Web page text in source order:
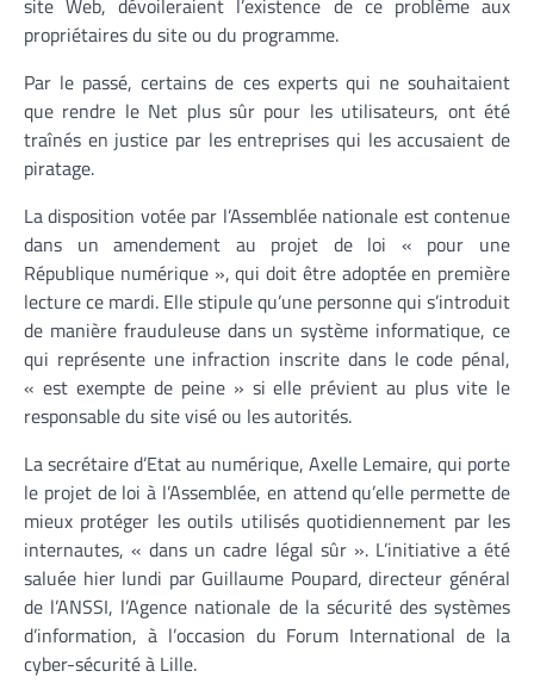
site Web, dévoileraient l’existence de ce problème aux
propriétaires du site ou du programme.
Par le passé, certains de ces experts qui ne souhaitaient
que rendre le Net plus sûr pour les utilisateurs, ont été
traînés en justice par les entreprises qui les accusaient de
piratage.
La disposition votée par l’Assemblée nationale est contenue
dans un amendement au projet de loi « pour une
République numérique », qui doit être adoptée en première
lecture ce mardi. Elle stipule qu’une personne qui s’introduit
de manière frauduleuse dans un système informatique, ce
qui représente une infraction inscrite dans le code pénal,
« est exempte de peine » si elle prévient au plus vite le
responsable du site visé ou les autorités.
La secrétaire d’Etat au numérique, Axelle Lemaire, qui porte
le projet de loi à l’Assemblée, en attend qu’elle permette de
mieux protéger les outils utilisés quotidiennement par les
internautes, « dans un cadre légal sûr ». L’initiative a été
saluée hier lundi par Guillaume Poupard, directeur général
de l’ANSSI, l’Agence nationale de la sécurité des systèmes
d’information, à l’occasion du Forum International de la
cyber-sécurité à Lille.